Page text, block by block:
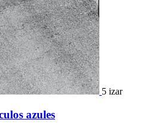
5 izar
azules